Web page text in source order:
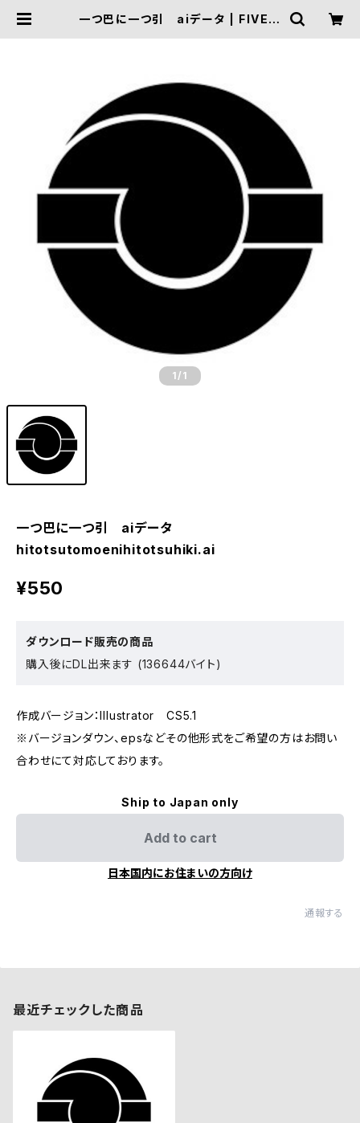
一つ巴に一つ引 aiデータ | FIVE T
1 /1
一つ巴に一つ引 aiデータ
hitotsutomoenihitotsuhiki.ai
¥550
ダウンロード販売の商品
購入後にDL出来ます (136644バイト)
作成バージョン：Illustrator CS5.1
※バージョンダウン、epsなどその他形式をご希望の方はお問い
合わせにて対応しております。
Ship to Japan only
Add to cart
日本国内にお住まいの方向け
通報する
最近チェックした商品